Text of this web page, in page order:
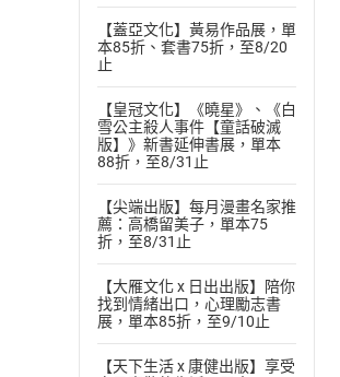
【蓋亞文化】黃易作品展，單
本85折、套書75折，至8/20
止
【皇冠文化】《曉星》、《白
雪公主殺人事件【童話破滅
版】》新書延伸書展，單本
88折，至8/31止
【尖端出版】每月漫畫名家推
薦：高橋留美子，單本75
折，至8/31止
【大雁文化 x 日出出版】陪你
找到情緒出口，心理勵志書
展，單本85折，至9/10止
【天下生活 x 康健出版】享受